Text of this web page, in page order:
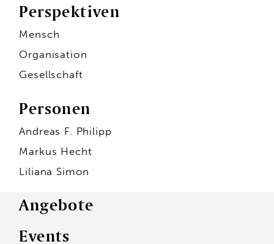
Perspektiven
Mensch
Organisation
Gesellschaft
Personen
Andreas F. Philipp
Markus Hecht
Liliana Simon
Angebote
Events